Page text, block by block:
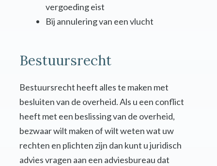
vergoeding eist
Bij annulering van een vlucht
Bestuursrecht
Bestuursrecht heeft alles te maken met
besluiten van de overheid. Als u een conflict
heeft met een beslissing van de overheid,
bezwaar wilt maken of wilt weten wat uw
rechten en plichten zijn dan kunt u juridisch
advies vragen aan een adviesbureau dat